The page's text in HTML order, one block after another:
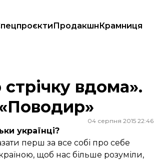
ПродакшнКрамниця
вдома».
04 серпня 2015 22:46
українці?
перш за все собі про себе
щоб нас більше розуміли,